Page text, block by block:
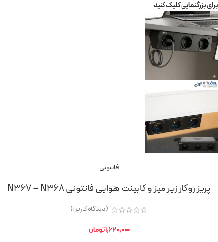
برای بزرگنمایی کلیک کنید
فانتونی
پریز روکار زیر میز و کابینت هوایی فانتونی N367 – N368
(دیدگاه کاربر1
)
1,620,000تومان